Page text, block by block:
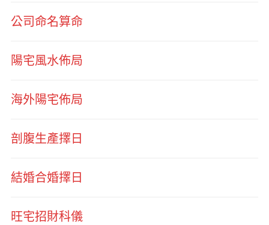
公司命名算命
陽宅風水佈局
海外陽宅佈局
剖腹生產擇日
結婚合婚擇日
旺宅招財科儀